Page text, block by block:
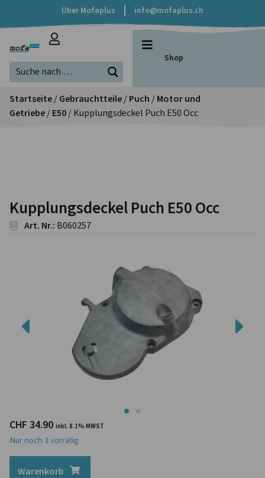
Über Mofaplus info@mofaplus.ch
Shop
Startseite/Gebrauchtteile/Puch /Motor und
Getriebe/E50/ Kupplungsdeckel Puch E50 Occ
CHF 34.90 inkl. 8.1% MWST
Nur noch 1 vorrätig
Warenkorb
Kupplungsdeckel Puch E50 Occ
Art. Nr.: B060257